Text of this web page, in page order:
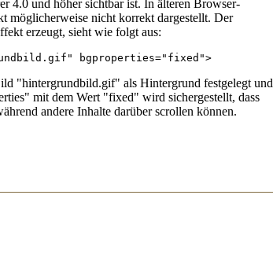
4.0 und höher sichtbar ist. In älteren Browser-
möglicherweise nicht korrekt dargestellt. Der
erzeugt, sieht wie folgt aus:
bgproperties="fixed"
"hintergrundbild.gif" als Hintergrund festgelegt und
mit dem Wert "fixed" wird sichergestellt, dass
andere Inhalte darüber scrollen können.